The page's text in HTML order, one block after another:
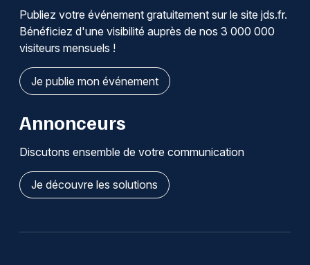
Publiez votre événement gratuitement sur le site jds.fr.
Bénéficiez d'une visibilité auprès de nos 3 000 000
visiteurs mensuels !
Je publie mon événement
Annonceurs
Discutons ensemble de votre communication
Je découvre les solutions